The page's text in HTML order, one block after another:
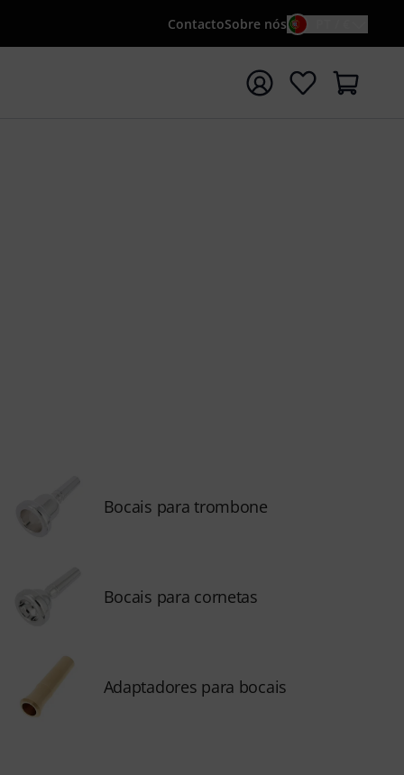
ContactoSobre nós
pesquisa com o termo de pesquisa {searchTerm}
Bocais para trombone
Bocais para cornetas
Adaptadores para bocais